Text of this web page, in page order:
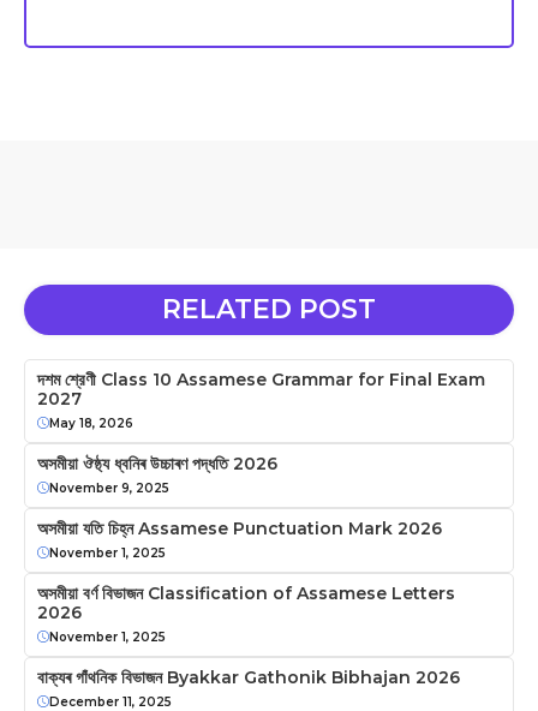
RELATED POST
দশম শ্রেণী Class 10 Assamese Grammar for Final Exam
2027
May 18, 2026
অসমীয়া ঔষ্ঠ্য ধ্বনিৰ উচ্চাৰণ পদ্ধতি 2026
November 9, 2025
অসমীয়া যতি চিহ্ন Assamese Punctuation Mark 2026
November 1, 2025
অসমীয়া বৰ্ণ বিভাজন Classification of Assamese Letters
2026
November 1, 2025
বাক্যৰ গাঁথনিক বিভাজন Byakkar Gathonik Bibhajan 2026
December 11, 2025